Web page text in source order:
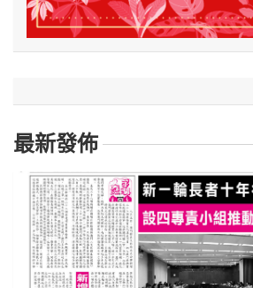
最新發佈